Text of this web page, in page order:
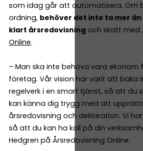
som idag går att automatisera. Om
ordning, behöver det inte ta mer
klart årsredovisning och skatt med
Online.
– Man ska inte behöva vara ekonom
företag. Vår vision har varit att baka
regelverk i en smart tjänst, så att du
kan känna dig trygg med att
årsredovisning och deklaration. Vi
så att du kan ha koll på din
Hedgren på Årsredovisning Online.